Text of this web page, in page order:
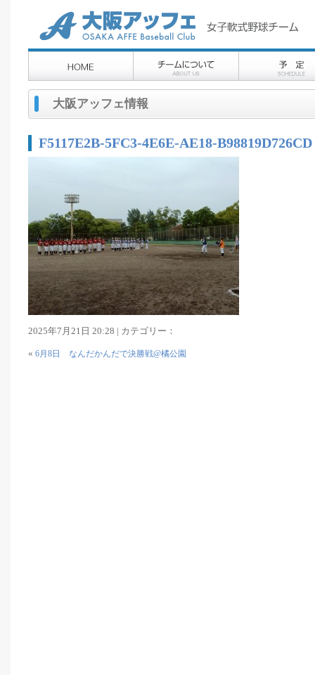
大阪アッフェ情報
F5117E2B-5FC3-4E6E-AE18-B98819D726CD
2025年7月21日 20:28 | カテゴリー：
« 6月8日 なんだかんだで決勝戦@橘公園